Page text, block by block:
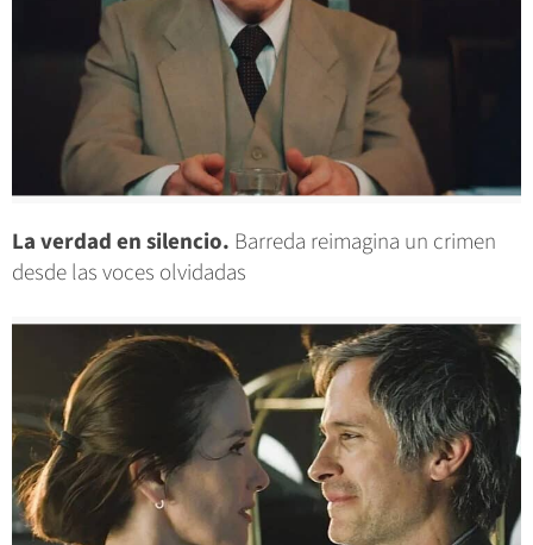
La verdad en silencio. Barreda reimagina un crimen
desde las voces olvidadas